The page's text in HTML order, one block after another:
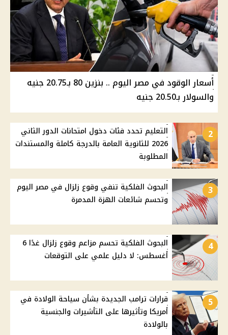
أسعار الوقود في مصر اليوم .. بنزين 80 بـ20.75 جنيه
والسولار بـ20.50 جنيه
2
التعليم تحدد فئات دخول امتحانات الدور الثاني
2026 للثانوية العامة بالدرجة كاملة والمستندات
المطلوبة
3
البحوث الفلكية تنفي وقوع زلزال في مصر اليوم
وتحسم شائعات الهزة المدمرة
4
البحوث الفلكية تحسم مزاعم وقوع زلزال غدًا 6
أغسطس: لا دليل علمي على التوقعات
5
قرارات ترامب الجديدة بشأن سياحة الولادة في
أمريكا وتأثيرها على التأشيرات والجنسية
بالولادة